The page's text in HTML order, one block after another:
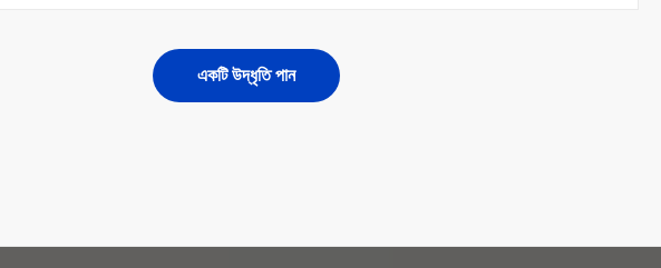
একটি উদ্ধৃতি পান